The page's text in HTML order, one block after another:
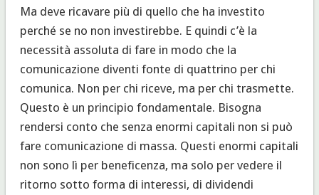
Ma deve ricavare più di quello che ha investito
perché se no non investirebbe. E quindi c’è la
necessità assoluta di fare in modo che la
comunicazione diventi fonte di quattrino per chi
comunica. Non per chi riceve, ma per chi trasmette.
Questo è un principio fondamentale. Bisogna
rendersi conto che senza enormi capitali non si può
fare comunicazione di massa. Questi enormi capitali
non sono lì per beneficenza, ma solo per vedere il
ritorno sotto forma di interessi, di dividendi